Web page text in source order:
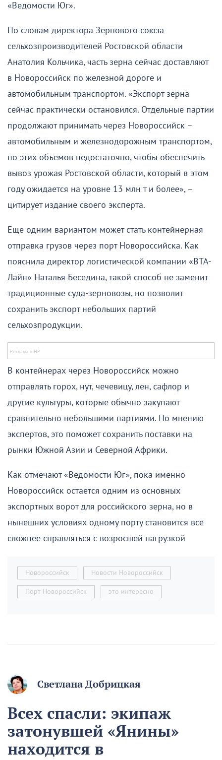
«Ведомости Юг».
По словам директора Зернового союза
сельхозпроизводителей Ростовской области
Анатолия Кольчика, часть зерна сейчас доставляют
в Новороссийск по железной дороге и
автомобильным транспортом. «Экспорт зерна
сейчас практически остановился. Отдельные партии
продолжают принимать через Новороссийск –
автомобильным и железнодорожным транспортом,
но этих объемов недостаточно, чтобы обеспечить
вывоз урожая Ростовской области, который в этом
году ожидается на уровне 13 млн т и более», –
цитирует издание своего эксперта.
Еще одним вариантом может стать контейнерная
отправка грузов через порт Новороссийска. Как
пояснила директор логистической компании «ВТА-
Лайн» Наталья Беседина, такой способ не заменит
традиционные суда-зерновозы, но позволит
сохранить экспорт небольших партий
сельхозпродукции.
В контейнерах через Новороссийск можно
отправлять горох, нут, чечевицу, лен, сафлор и
другие культуры, которые обычно закупают
сравнительно небольшими партиями. По мнению
экспертов, это поможет сохранить поставки на
рынки Южной Азии и Северной Африки.
Как отмечают «Ведомости Юг», пока именно
Новороссийск остается одним из основных
экспортных ворот для российского зерна, но в
нынешних условиях одному порту становится все
сложнее справляться с возросшей нагрузкой
Новороссийск Новости Новороссийск
Порт Новороссийск это интересно
Светлана Добрицкая
Всех спасли: экипаж
затонувшей «Янины»
находится в